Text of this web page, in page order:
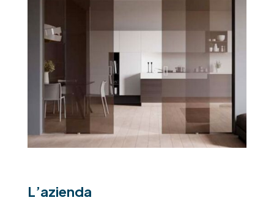
L’azienda